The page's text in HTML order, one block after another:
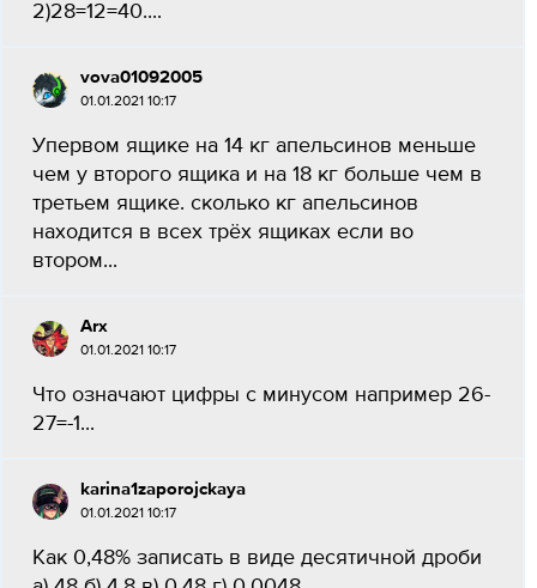
2)28=12=40....
vova01092005
01.01.2021 10:17
Упервом ящике на 14 кг апельсинов меньше
чем у второго ящика и на 18 кг больше чем в
третьем ящике. сколько кг апельсинов
находится в всех трёх ящиках если во
втором...
Arx
01.01.2021 10:17
Что означают цифры с минусом например 26-
27=-1...
karina1zaporojckaya
01.01.2021 10:17
Как 0,48% записать в виде десятичной дроби